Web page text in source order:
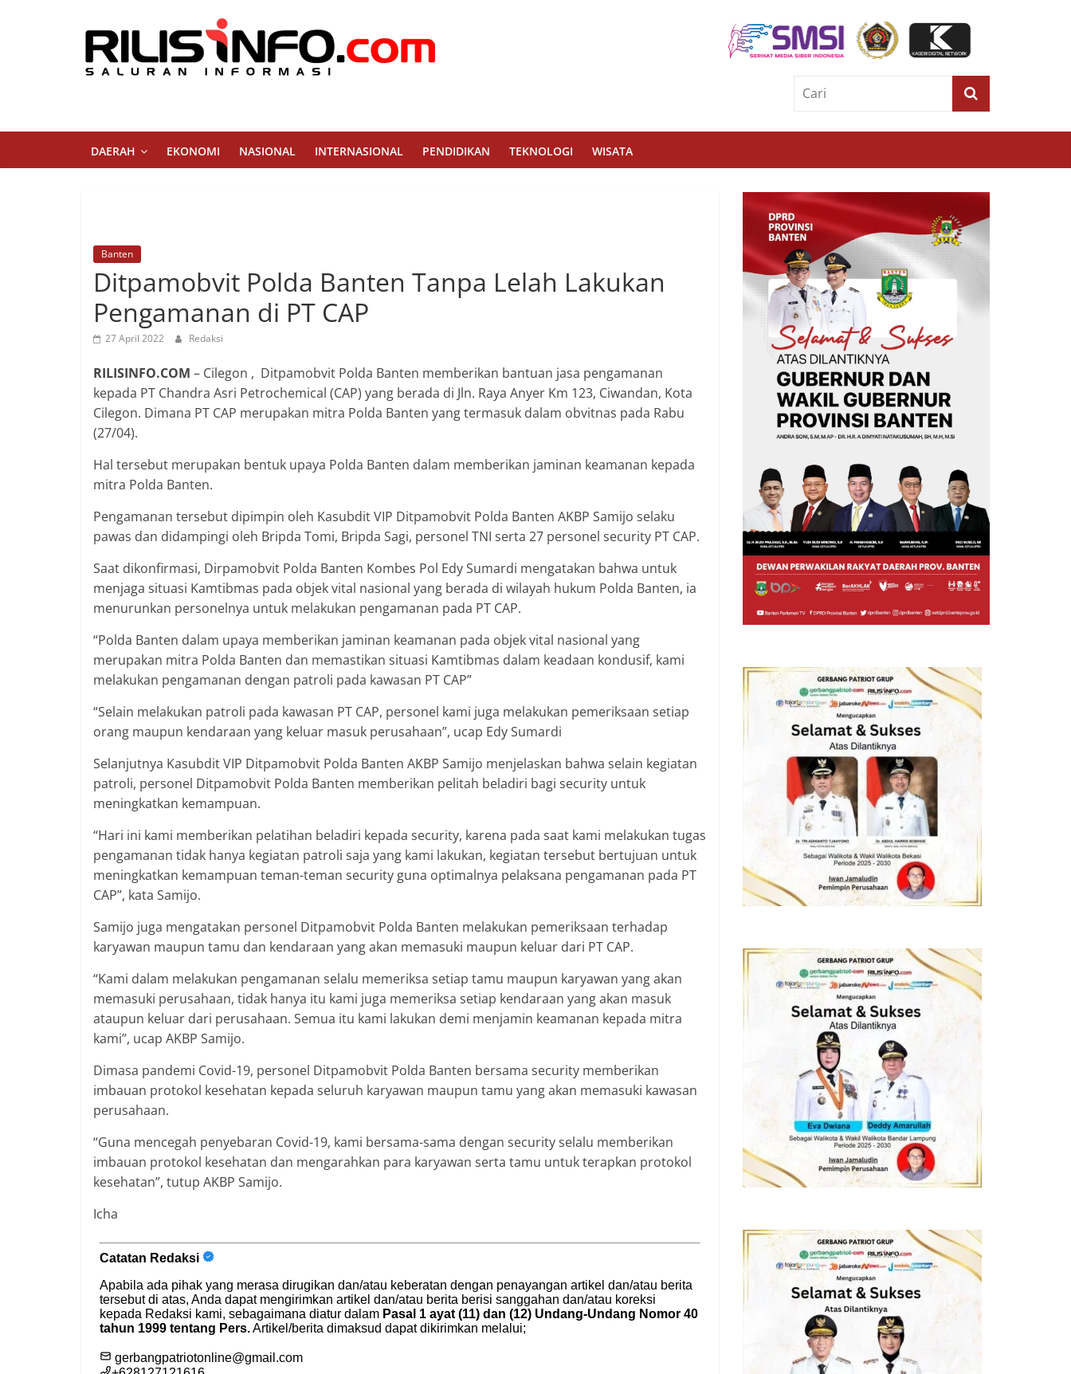
Rilis
Info
Saluran
Informasi
DAERAH EKONOMI NASIONAL INTERNASIONAL PENDIDIKAN TEKNOLOGI WISATA
Banten
Ditpamobvit Polda Banten Tanpa Lelah Lakukan
Pengamanan di PT CAP
27 April 2022 Redaksi
RILISINFO.COM – Cilegon , Ditpamobvit Polda Banten memberikan bantuan jasa pengamanan
kepada PT Chandra Asri Petrochemical (CAP) yang berada di Jln. Raya Anyer Km 123, Ciwandan, Kota
Cilegon. Dimana PT CAP merupakan mitra Polda Banten yang termasuk dalam obvitnas pada Rabu
(27/04).
Hal tersebut merupakan bentuk upaya Polda Banten dalam memberikan jaminan keamanan kepada
mitra Polda Banten.
Pengamanan tersebut dipimpin oleh Kasubdit VIP Ditpamobvit Polda Banten AKBP Samijo selaku
pawas dan didampingi oleh Bripda Tomi, Bripda Sagi, personel TNI serta 27 personel security PT CAP.
Saat dikonfirmasi, Dirpamobvit Polda Banten Kombes Pol Edy Sumardi mengatakan bahwa untuk
menjaga situasi Kamtibmas pada objek vital nasional yang berada di wilayah hukum Polda Banten, ia
menurunkan personelnya untuk melakukan pengamanan pada PT CAP.
“Polda Banten dalam upaya memberikan jaminan keamanan pada objek vital nasional yang
merupakan mitra Polda Banten dan memastikan situasi Kamtibmas dalam keadaan kondusif, kami
melakukan pengamanan dengan patroli pada kawasan PT CAP”
“Selain melakukan patroli pada kawasan PT CAP, personel kami juga melakukan pemeriksaan setiap
orang maupun kendaraan yang keluar masuk perusahaan”, ucap Edy Sumardi
Selanjutnya Kasubdit VIP Ditpamobvit Polda Banten AKBP Samijo menjelaskan bahwa selain kegiatan
patroli, personel Ditpamobvit Polda Banten memberikan pelitah beladiri bagi security untuk
meningkatkan kemampuan.
“Hari ini kami memberikan pelatihan beladiri kepada security, karena pada saat kami melakukan tugas
pengamanan tidak hanya kegiatan patroli saja yang kami lakukan, kegiatan tersebut bertujuan untuk
meningkatkan kemampuan teman-teman security guna optimalnya pelaksana pengamanan pada PT
CAP”, kata Samijo.
Samijo juga mengatakan personel Ditpamobvit Polda Banten melakukan pemeriksaan terhadap
karyawan maupun tamu dan kendaraan yang akan memasuki maupun keluar dari PT CAP.
“Kami dalam melakukan pengamanan selalu memeriksa setiap tamu maupun karyawan yang akan
memasuki perusahaan, tidak hanya itu kami juga memeriksa setiap kendaraan yang akan masuk
ataupun keluar dari perusahaan. Semua itu kami lakukan demi menjamin keamanan kepada mitra
kami”, ucap AKBP Samijo.
Dimasa pandemi Covid-19, personel Ditpamobvit Polda Banten bersama security memberikan
imbauan protokol kesehatan kepada seluruh karyawan maupun tamu yang akan memasuki kawasan
perusahaan.
“Guna mencegah penyebaran Covid-19, kami bersama-sama dengan security selalu memberikan
imbauan protokol kesehatan dan mengarahkan para karyawan serta tamu untuk terapkan protokol
kesehatan”, tutup AKBP Samijo.
Icha